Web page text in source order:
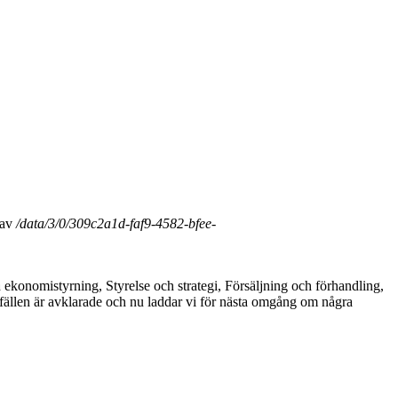
av /data/3/0/309c2a1d-faf9-4582-bfee-
Styrelse och strategi, Försäljning och förhandling,
är avklarade och nu laddar vi för nästa omgång om några